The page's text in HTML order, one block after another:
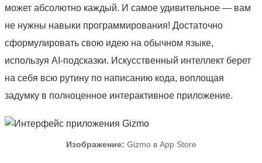
может абсолютно каждый. И самое удивительное — вам
не нужны навыки программирования! Достаточно
сформулировать свою идею на обычном языке,
используя AI-подсказки. Искусственный интеллект берет
на себя всю рутину по написанию кода, воплощая
задумку в полноценное интерактивное приложение.
Изображение: Gizmo в App Store